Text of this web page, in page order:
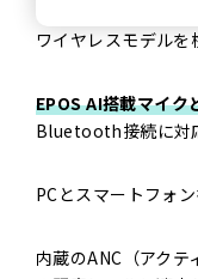
ワイヤレスモデルを
EPOS AI搭載マイク
Bluetooth接続に対
PCとスマートフォ
内蔵のANC（アク